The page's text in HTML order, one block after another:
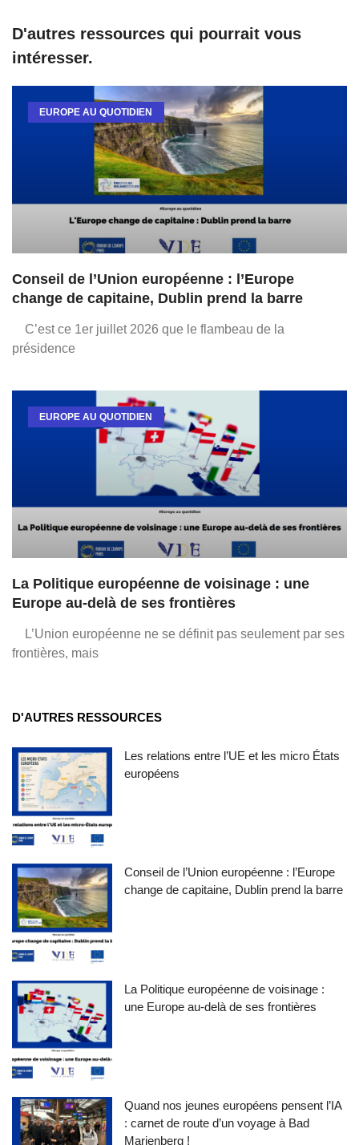
D'autres ressources qui pourrait vous
intéresser.
EUROPE AU QUOTIDIEN
Conseil de l’Union européenne : l’Europe
change de capitaine, Dublin prend la barre
C’est ce 1er juillet 2026 que le flambeau de la
présidence
EUROPE AU QUOTIDIEN
La Politique européenne de voisinage : une
Europe au-delà de ses frontières
L’Union européenne ne se définit pas seulement par ses
frontières, mais
D'AUTRES RESSOURCES
Les relations entre l’UE et les micro États
européens
Conseil de l’Union européenne : l’Europe
change de capitaine, Dublin prend la barre
La Politique européenne de voisinage :
une Europe au-delà de ses frontières
Quand nos jeunes européens pensent l’IA
: carnet de route d’un voyage à Bad
Marienberg !